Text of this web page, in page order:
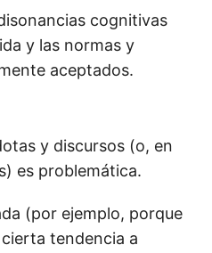
cognitivas
y las normas y
aceptados.
y discursos (o, en
es problemática.
(por ejemplo, porque
tendencia a